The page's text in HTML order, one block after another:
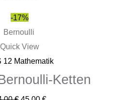
-17%
Quick View
12 Mathematik
Ketten
Ursprünglicher
Preis
war:
54,00 €45,00 €.